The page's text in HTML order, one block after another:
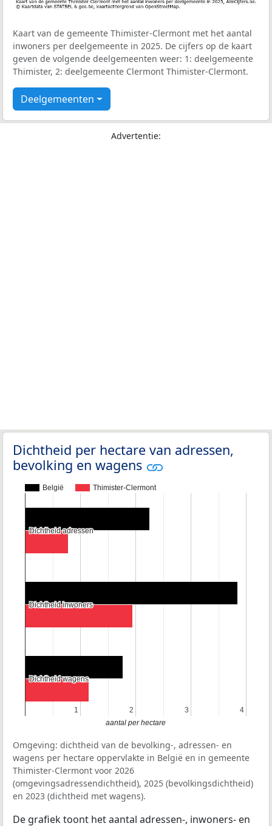
Kaart van de gemeente Thimister-Clermont met het aantal
inwoners per deelgemeente in 2025. De cijfers op de kaart
geven de volgende deelgemeenten weer: 1: deelgemeente
Thimister, 2: deelgemeente Clermont Thimister-Clermont.
Deelgemeenten
Advertentie:
Dichtheid per hectare van adressen,
bevolking en wagens
België Thimister-Clermont
1
1 2
2 3
3 4
4
Dichtheid adressen
Dichtheid adressen
Dichtheid inwoners
Dichtheid inwoners
Dichtheid wagens
Dichtheid wagens
aantal per hectare
Omgeving: dichtheid van de bevolking-, adressen- en
wagens per hectare oppervlakte in België en in gemeente
Thimister-Clermont voor 2026
(omgevingsadressendichtheid), 2025 (bevolkingsdichtheid)
en 2023 (dichtheid met wagens).
De grafiek toont het aantal adressen-, inwoners- en